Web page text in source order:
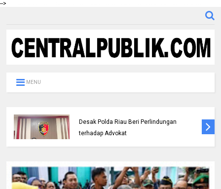
-->
MENU
Desak Polda Riau Beri Perlindungan
terhadap Advokat